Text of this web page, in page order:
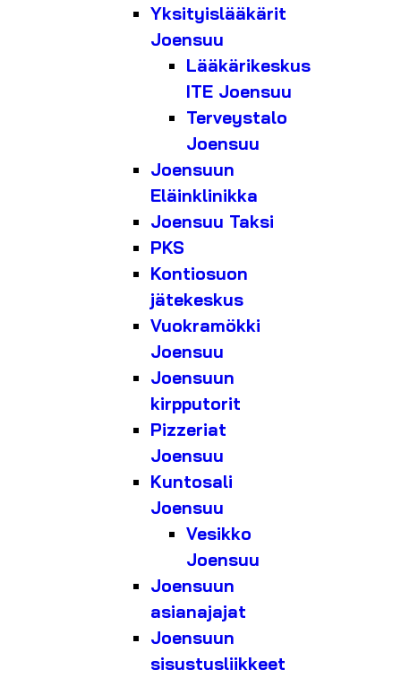
Yksityislääkärit
Joensuu
Lääkärikeskus
ITE Joensuu
Terveystalo
Joensuu
Joensuun
Eläinklinikka
Joensuu Taksi
PKS
Kontiosuon
jätekeskus
Vuokramökki
Joensuu
Joensuun
kirpputorit
Pizzeriat
Joensuu
Kuntosali
Joensuu
Vesikko
Joensuu
Joensuun
asianajajat
Joensuun
sisustusliikkeet